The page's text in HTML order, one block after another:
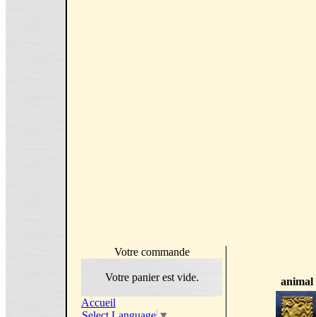
Votre commande
Votre panier est vide.
Accueil
animal